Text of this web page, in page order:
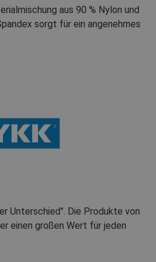
aus 90 % Nylon und
sorgt für ein angenehmes
Unterschied". Die Produkte von
einen großen Wert für jeden